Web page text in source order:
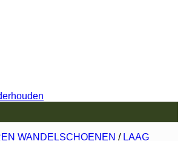
WANDELSCHOENEN / LAAG